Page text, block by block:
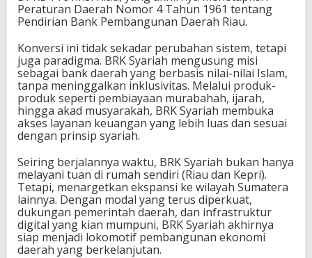
Peraturan Daerah Nomor 4 Tahun 1961 tentang
Pendirian Bank Pembangunan Daerah Riau.
Konversi ini tidak sekadar perubahan sistem, tetapi
juga paradigma. BRK Syariah mengusung misi
sebagai bank daerah yang berbasis nilai-nilai Islam,
tanpa meninggalkan inklusivitas. Melalui produk-
produk seperti pembiayaan murabahah, ijarah,
hingga akad musyarakah, BRK Syariah membuka
akses layanan keuangan yang lebih luas dan sesuai
dengan prinsip syariah.
Seiring berjalannya waktu, BRK Syariah bukan hanya
melayani tuan di rumah sendiri (Riau dan Kepri).
Tetapi, menargetkan ekspansi ke wilayah Sumatera
lainnya. Dengan modal yang terus diperkuat,
dukungan pemerintah daerah, dan infrastruktur
digital yang kian mumpuni, BRK Syariah akhirnya
siap menjadi lokomotif pembangunan ekonomi
daerah yang berkelanjutan.